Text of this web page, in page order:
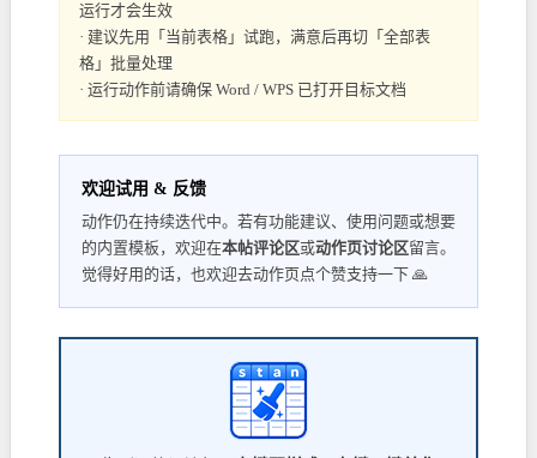
运行才会生效
· 建议先用「当前表格」试跑，满意后再切「全部表
格」批量处理
· 运行动作前请确保 Word / WPS 已打开目标文档
欢迎试用 & 反馈
动作仍在持续迭代中。若有功能建议、使用问题或想要
的内置模板，欢迎在本帖评论区或动作页讨论区留言。
觉得好用的话，也欢迎去动作页点个赞支持一下 🙏